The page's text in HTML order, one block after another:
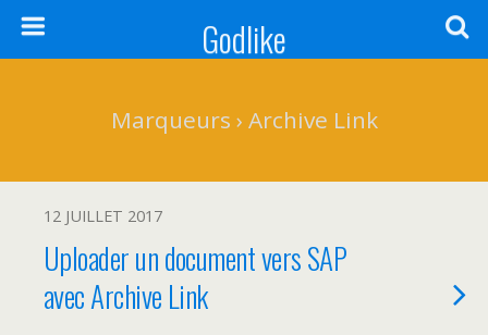
Godlike
Marqueurs › Archive Link
12 JUILLET 2017
Uploader un document vers SAP
avec Archive Link